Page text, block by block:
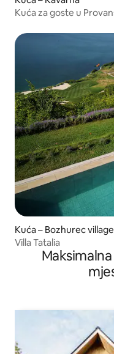
Kuća za goste u
Kuća – Bozhurec village
Villa Tatalia